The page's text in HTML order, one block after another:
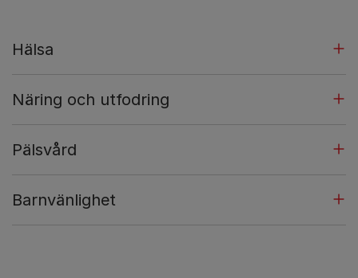
Hälsa
Näring och utfodring
Pälsvård
Barnvänlighet